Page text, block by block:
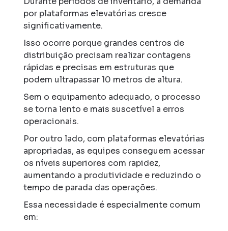
por plataformas elevatórias cresce
significativamente.
Isso ocorre porque grandes centros de
distribuição precisam realizar contagens
rápidas e precisas em estruturas que
podem ultrapassar 10 metros de altura.
Sem o equipamento adequado, o processo
se torna lento e mais suscetível a erros
operacionais.
Por outro lado, com plataformas elevatórias
apropriadas, as equipes conseguem acessar
os níveis superiores com rapidez,
aumentando a produtividade e reduzindo o
tempo de parada das operações.
Essa necessidade é especialmente comum
em: